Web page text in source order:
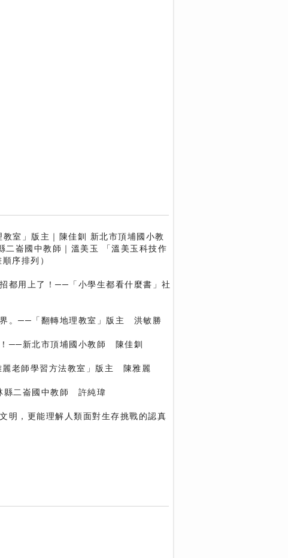
室」版主｜陳佳釧 新北市頂埔國小教
二崙國中教師｜溫美玉 「溫美玉科技作
序排列）
都用上了！──「小學生都看什麼書」社
。──「翻轉地理教室」版主 洪敏勝
！──新北市頂埔國小教師 陳佳釧
麗老師學習方法教室」版主 陳雅麗
縣二崙國中教師 許純瑋
明，更能理解人類面對生存挑戰的認真